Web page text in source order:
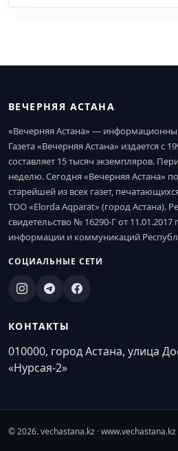
ВЕЧЕРНЯЯ АСТАНА
«Вечерняя Астана» —
Газета «Вечерняя Астана» издается с
составляет 15 тысяч экземпляров.
неделю. Сегодня «Вечерняя Астана»
старейшей из всех газет,
ТОО «Elorda Aqparat» (город Астана).
свидетельство № 16290-Г от
информации и коммуникаций
СОЦИАЛЬНЫЕ СЕТИ
КОНТАКТЫ
010000, город Астана, улица
«Нурсая-2»
© 2026. vechastana.kz · www.vechastana.kz